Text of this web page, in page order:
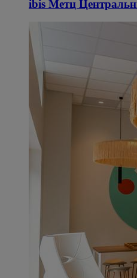
ibis Метц